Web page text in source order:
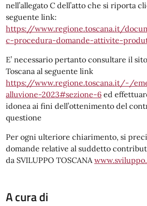
nell’allegato C dell’atto che si riporta
seguente link:
https://www.regione.toscana.it/
c-procedura-domande-attivite-
E’ necessario pertanto consultare il
Toscana al seguente link
https://www.regione.toscana.it/-/
alluvione-2023#sezione-6 ed
idonea ai fini dell’ottenimento del
questione
Per ogni ulteriore chiarimento, si
domande relative al suddetto
da SVILUPPO TOSCANA
A cura di